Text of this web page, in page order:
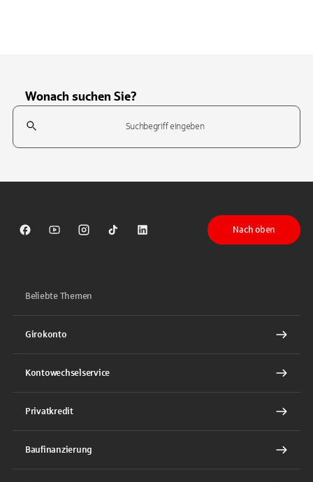
Wonach suchen Sie?
Suchfeld
Sparkasse auf Facebook
Sparkasse auf Youtube
Sparkasse auf Instagram
Sparkasse auf TikTok
Sparkasse auf LinkedIn
Nach oben
Beliebte Themen
Girokonto
Kontowechselservice
Privatkredit
Baufinanzierung